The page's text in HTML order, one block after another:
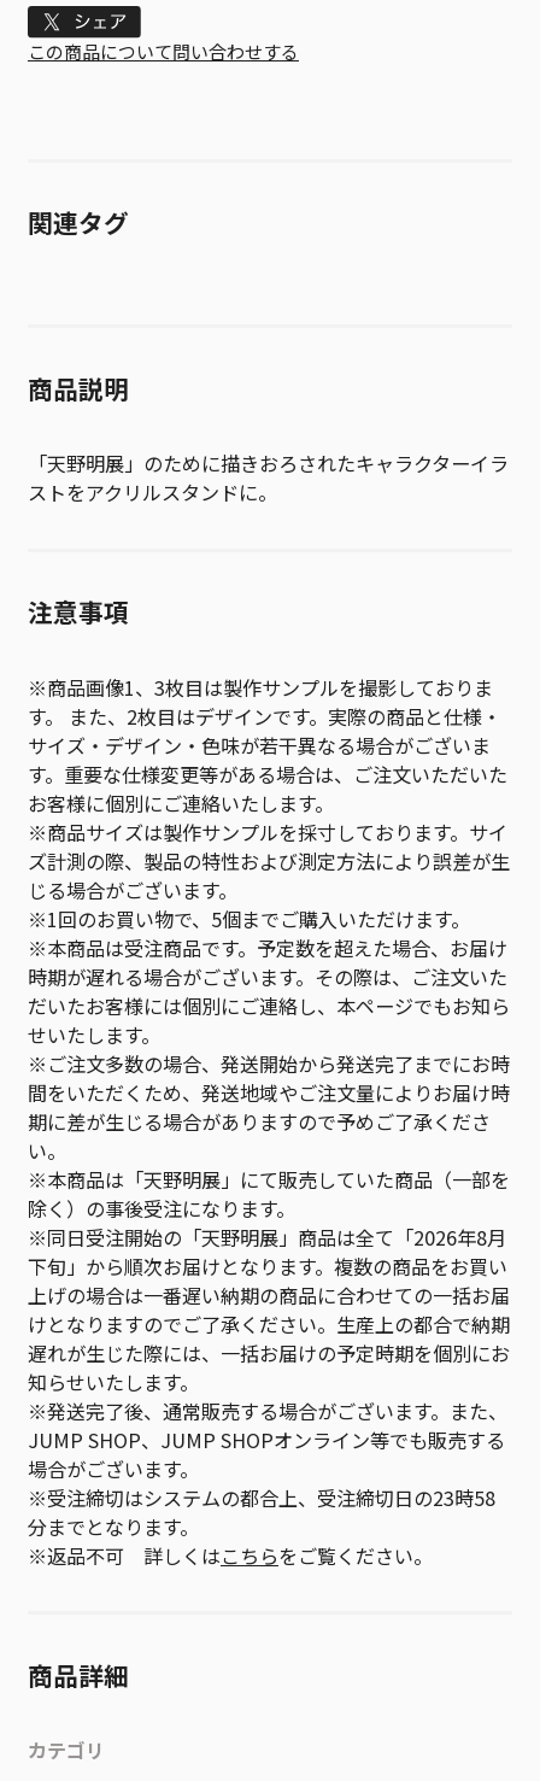
Tweet
この商品について問い合わせする
関連タグ
商品説明
「天野明展」のために描きおろされたキャラクターイラ
ストをアクリルスタンドに。
注意事項
※商品画像1、3枚目は製作サンプルを撮影しておりま
す。 また、2枚目はデザインです。実際の商品と仕様・
サイズ・デザイン・色味が若干異なる場合がございま
す。重要な仕様変更等がある場合は、ご注文いただいた
お客様に個別にご連絡いたします。
※商品サイズは製作サンプルを採寸しております。サイ
ズ計測の際、製品の特性および測定方法により誤差が生
じる場合がございます。
※1回のお買い物で、5個までご購入いただけます。
※本商品は受注商品です。予定数を超えた場合、お届け
時期が遅れる場合がございます。その際は、ご注文いた
だいたお客様には個別にご連絡し、本ページでもお知ら
せいたします。
※ご注文多数の場合、発送開始から発送完了までにお時
間をいただくため、発送地域やご注文量によりお届け時
期に差が生じる場合がありますので予めご了承くださ
い。
※本商品は「天野明展」にて販売していた商品（一部を
除く）の事後受注になります。
※同日受注開始の「天野明展」商品は全て「2026年8月
下旬」から順次お届けとなります。複数の商品をお買い
上げの場合は一番遅い納期の商品に合わせての一括お届
けとなりますのでご了承ください。生産上の都合で納期
遅れが生じた際には、一括お届けの予定時期を個別にお
知らせいたします。
※発送完了後、通常販売する場合がございます。また、
JUMP SHOP、JUMP SHOPオンライン等でも販売する
場合がございます。
※受注締切はシステムの都合上、受注締切日の23時58
分までとなります。
※返品不可 詳しくはこちらをご覧ください。
商品詳細
カテゴリ